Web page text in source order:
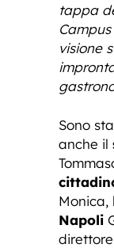
tappa
visione
Sono
anche il
Monica,
Napoli